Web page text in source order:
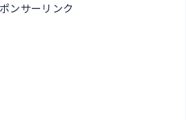
ンサーリンク